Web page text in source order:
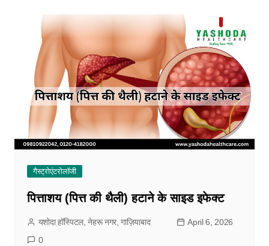
गैस्ट्रोएंटरोलॉजी
पित्ताशय (पित्त की थैली) हटाने के साइड इफेक्ट
यशोदा हॉस्पिटल, नेहरू नगर, गाज़ियाबाद
April 6, 2026
0